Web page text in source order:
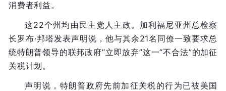
消费者利益。
这22个州均由民主党人主政。加利福尼亚州总检察
长罗布·邦塔发表声明说，他与其余21名同僚一致要求总
统特朗普领导的联邦政府“立即放弃”这一“不合法”的加征
关税计划。
声明说，特朗普政府先前加征关税的行为已被美国